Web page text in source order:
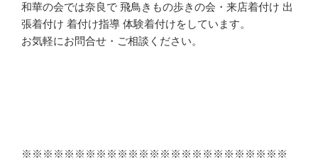
和華の会では奈良で 飛鳥きもの歩きの会・来店着付け 出
張着付け 着付け指導 体験着付けをしています。
お気軽にお問合せ・ご相談ください。
※※※※※※※※※※※※※※※※※※※※※※※※※